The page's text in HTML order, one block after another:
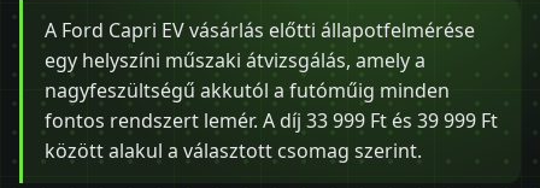
Kapcsolat
Blog
A Ford Capri EV vásárlás előtti állapotfelmérése
egy helyszíni műszaki átvizsgálás, amely a
nagyfeszültségű akkutól a futóműig minden
fontos rendszert lemér. A díj 33 999 Ft és 39 999 Ft
között alakul a választott csomag szerint.